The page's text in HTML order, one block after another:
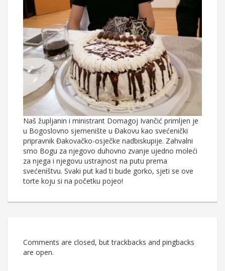
Naš župljanin i ministrant Domagoj Ivančić primljen je
u Bogoslovno sjemenište u Đakovu kao svećenički
pripravnik Đakovačko-osječke nadbiskupije. Zahvalni
smo Bogu za njegovo duhovno zvanje ujedno moleći
za njega i njegovu ustrajnost na putu prema
svećeništvu. Svaki put kad ti bude gorko, sjeti se ove
torte koju si na početku pojeo!
Comments are closed, but trackbacks and pingbacks
are open.